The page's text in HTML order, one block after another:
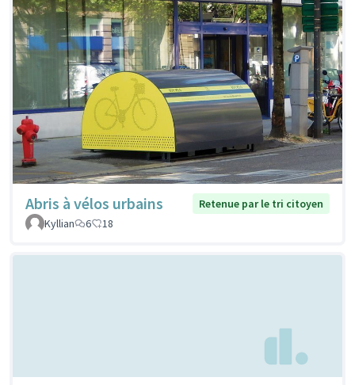
Abris à vélos urbains
Retenue par le tri citoyen
Kyllian
6 18